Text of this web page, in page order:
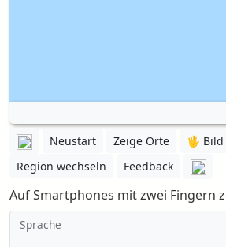
Neustart Zeige Orte
🖐️ Bild
Region wechseln
Feedback
Auf Smartphones mit zwei Fingern
Sprache